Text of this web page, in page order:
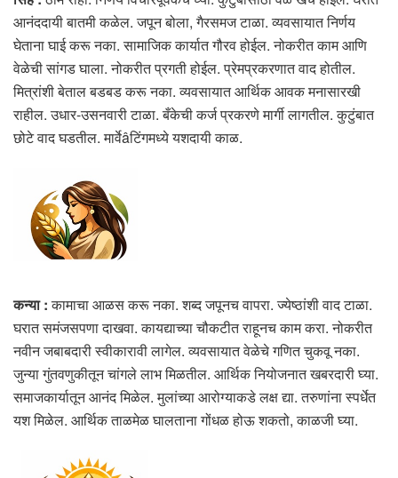
आनंददायी बातमी कळेल. जपून बोला, गैरसमज टाळा. व्यवसायात निर्णय
घेताना घाई करू नका. सामाजिक कार्यात गौरव होईल. नोकरीत काम आणि
वेळेची सांगड घाला. नोकरीत प्रगती होईल. प्रेमप्रकरणात वाद होतील.
मित्रांशी बेताल बडबड करू नका. व्यवसायात आर्थिक आवक मनासारखी
राहील. उधार-उसनवारी टाळा. बँकेची कर्ज प्रकरणे मार्गी लागतील. कुटुंबात
छोटे वाद घडतील. मार्वेâटिंगमध्ये यशदायी काळ.
कन्या :कामाचा आळस करू नका. शब्द जपूनच वापरा. ज्येष्ठांशी वाद टाळा.
घरात समंजसपणा दाखवा. कायद्याच्या चौकटीत राहूनच काम करा. नोकरीत
नवीन जबाबदारी स्वीकारावी लागेल. व्यवसायात वेळेचे गणित चुकवू नका.
जुन्या गुंतवणुकीतून चांगले लाभ मिळतील. आर्थिक नियोजनात खबरदारी घ्या.
समाजकार्यातून आनंद मिळेल. मुलांच्या आरोग्याकडे लक्ष द्या. तरुणांना स्पर्धेत
यश मिळेल. आर्थिक ताळमेळ घालताना गोंधळ होऊ शकतो, काळजी घ्या.